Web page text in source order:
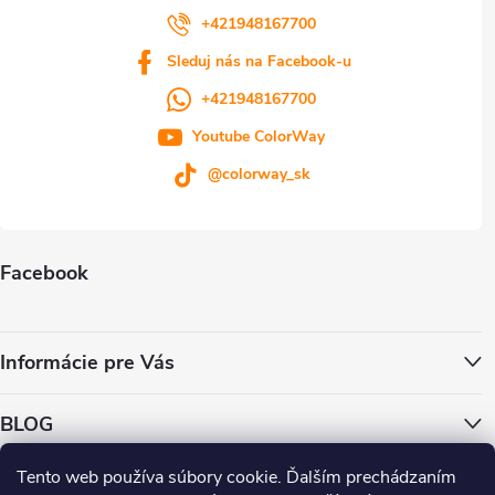
Tento web používa súbory cookie. Ďalším prechádzaním
Facebook
Informácie pre Vás
BLOG
+421948167700
Sleduj nás na Facebook-u
+421948167700
Youtube ColorWay
@colorway_sk
ColorWay.cz ColorWay.sk ColorWay.com CapitalSystem.eu